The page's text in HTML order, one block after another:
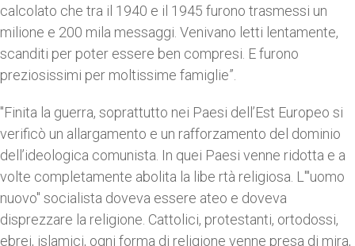
calcolato che tra il 1940 e il 1945 furono trasmessi un
milione e 200 mila messaggi. Venivano letti lentamente,
scanditi per poter essere ben compresi. E furono
preziosissimi per moltissime famiglie”.
"Finita la guerra, soprattutto nei Paesi dell’Est Europeo si
verificò un allargamento e un rafforzamento del dominio
dell’ideologica comunista. In quei Paesi venne ridotta e a
volte completamente abolita la libe rtà religiosa. L'"uomo
nuovo" socialista doveva essere ateo e doveva
disprezzare la religione. Cattolici, protestanti, ortodossi,
ebrei, islamici, ogni forma di religione venne presa di mira,